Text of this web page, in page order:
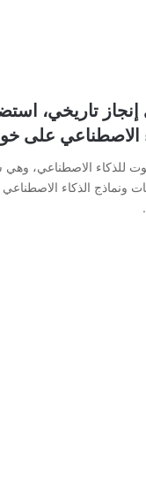
إنجاز تاريخي،
الاصطناعي على
للذكاء الاصطناعي،
ونماذج الذكاء الاصطناعي